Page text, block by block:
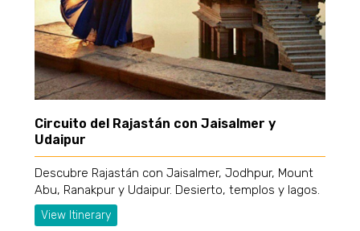
Circuito del Rajastán con Jaisalmer y
Udaipur
Descubre Rajastán con Jaisalmer, Jodhpur, Mount
Abu, Ranakpur y Udaipur. Desierto, templos y lagos.
View Itinerary